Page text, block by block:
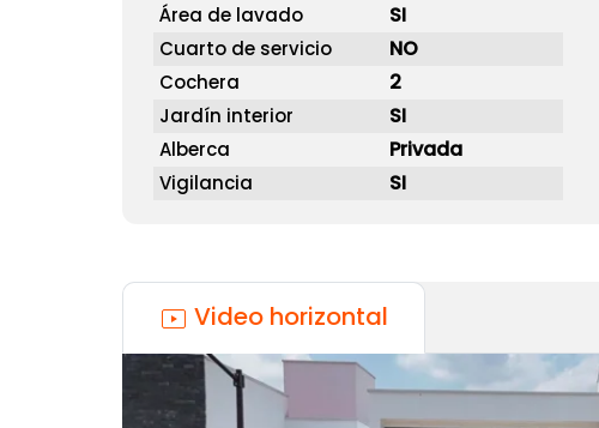
Área de lavado SI
Cuarto de servicio NO
Cochera 2
Jardín interior SI
Alberca Privada
Vigilancia SI
Video horizontal